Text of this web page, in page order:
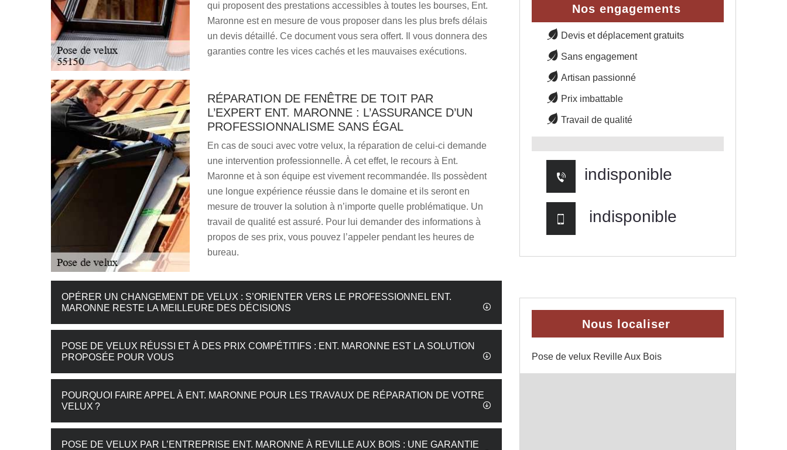
qui proposent des prestations accessibles à toutes les bourses, Ent.
Maronne est en mesure de vous proposer dans les plus brefs délais
un devis détaillé. Ce document vous sera offert. Il vous donnera des
garanties contre les vices cachés et les mauvaises exécutions.
RÉPARATION DE FENÊTRE DE TOIT PAR
L’EXPERT ENT. MARONNE : L’ASSURANCE D’UN
PROFESSIONNALISME SANS ÉGAL
En cas de souci avec votre velux, la réparation de celui-ci demande
une intervention professionnelle. À cet effet, le recours à Ent.
Maronne et à son équipe est vivement recommandée. Ils possèdent
une longue expérience réussie dans le domaine et ils seront en
mesure de trouver la solution à n’importe quelle problématique. Un
travail de qualité est assuré. Pour lui demander des informations à
propos de ses prix, vous pouvez l’appeler pendant les heures de
bureau.
OPÉRER UN CHANGEMENT DE VELUX : S’ORIENTER VERS LE PROFESSIONNEL ENT.
MARONNE RESTE LA MEILLEURE DES DÉCISIONS
POSE DE VELUX RÉUSSI ET À DES PRIX COMPÉTITIFS : ENT. MARONNE EST LA SOLUTION
PROPOSÉE POUR VOUS
POURQUOI FAIRE APPEL À ENT. MARONNE POUR LES TRAVAUX DE RÉPARATION DE VOTRE
VELUX ?
POSE DE VELUX PAR L’ENTREPRISE ENT. MARONNE À REVILLE AUX BOIS : UNE GARANTIE
Nos engagements
Devis et déplacement gratuits
Sans engagement
Artisan passionné
Prix imbattable
Travail de qualité
indisponible
indisponible
Nous localiser
Pose de velux Reville Aux Bois